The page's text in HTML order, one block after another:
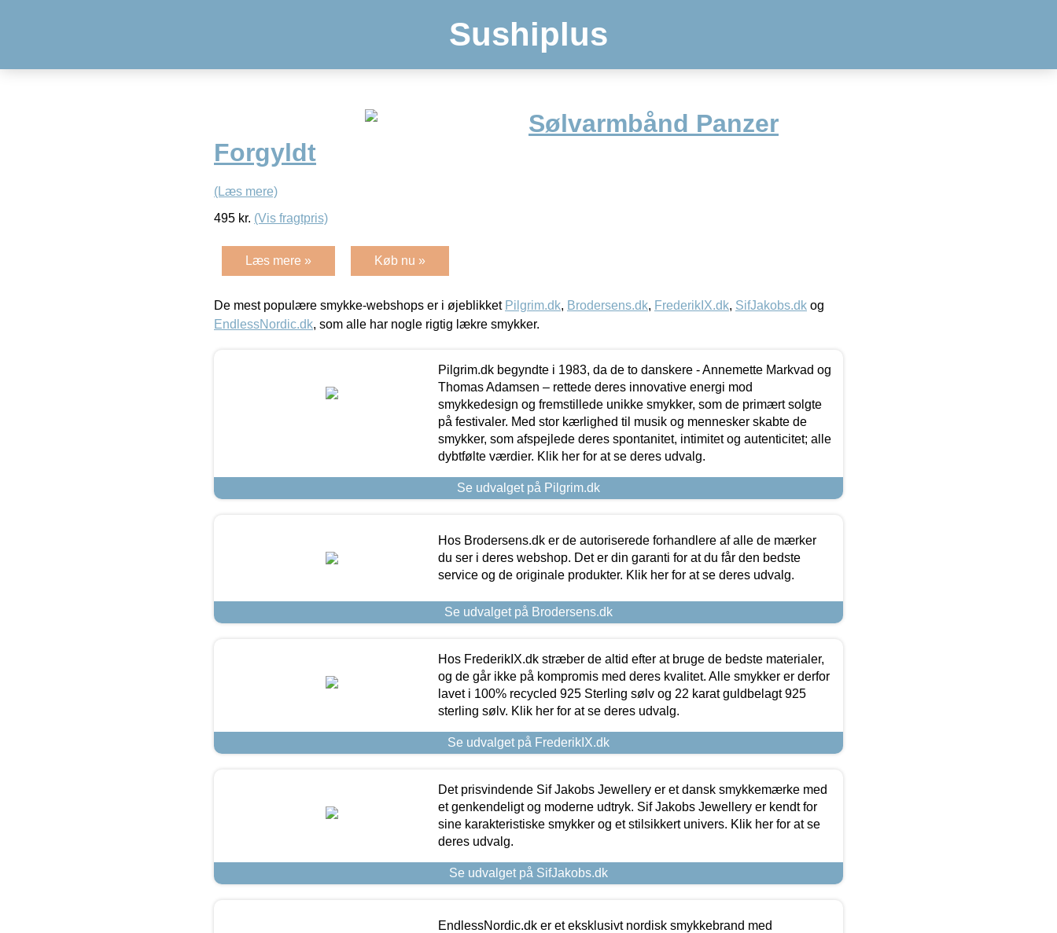
Sushiplus
Sølvarmbånd Panzer
Forgyldt
(Læs mere)
495 kr. (Vis fragtpris)
Læs mere » Køb nu »
De mest populære smykke-webshops er i øjeblikket Pilgrim.dk, Brodersens.dk, FrederikIX.dk, SifJakobs.dk og
EndlessNordic.dk, som alle har nogle rigtig lækre smykker.
Pilgrim.dk begyndte i 1983, da de to danskere - Annemette Markvad og
Thomas Adamsen – rettede deres innovative energi mod
smykkedesign og fremstillede unikke smykker, som de primært solgte
på festivaler. Med stor kærlighed til musik og mennesker skabte de
smykker, som afspejlede deres spontanitet, intimitet og autenticitet; alle
dybtfølte værdier. Klik her for at se deres udvalg.
Se udvalget på Pilgrim.dk
Hos Brodersens.dk er de autoriserede forhandlere af alle de mærker
du ser i deres webshop. Det er din garanti for at du får den bedste
service og de originale produkter. Klik her for at se deres udvalg.
Se udvalget på Brodersens.dk
Hos FrederikIX.dk stræber de altid efter at bruge de bedste materialer,
og de går ikke på kompromis med deres kvalitet. Alle smykker er derfor
lavet i 100% recycled 925 Sterling sølv og 22 karat guldbelagt 925
sterling sølv. Klik her for at se deres udvalg.
Se udvalget på FrederikIX.dk
Det prisvindende Sif Jakobs Jewellery er et dansk smykkemærke med
et genkendeligt og moderne udtryk. Sif Jakobs Jewellery er kendt for
sine karakteristiske smykker og et stilsikkert univers. Klik her for at se
deres udvalg.
Se udvalget på SifJakobs.dk
EndlessNordic.dk er et eksklusivt nordisk smykkebrand med